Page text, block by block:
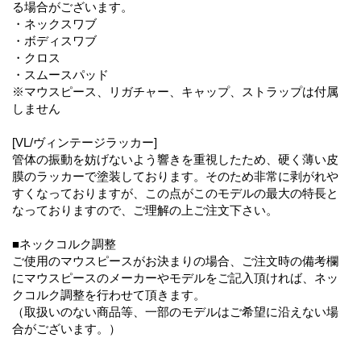
る場合がございます。
・ネックスワブ
・ボディスワブ
・クロス
・スムースパッド
※マウスピース、リガチャー、キャップ、ストラップは付属
しません
[VL/ヴィンテージラッカー]
管体の振動を妨げないよう響きを重視したため、硬く薄い皮
膜のラッカーで塗装しております。そのため非常に剥がれや
すくなっておりますが、この点がこのモデルの最大の特長と
なっておりますので、ご理解の上ご注文下さい。
■ネックコルク調整
ご使用のマウスピースがお決まりの場合、ご注文時の備考欄
にマウスピースのメーカーやモデルをご記入頂ければ、ネッ
クコルク調整を行わせて頂きます。
（取扱いのない商品等、一部のモデルはご希望に沿えない場
合がございます。）